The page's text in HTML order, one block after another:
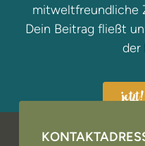
mitweltfreundliche
Dein Beitrag fließt
der
jetzt!